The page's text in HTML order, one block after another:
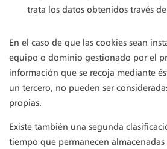
trata los datos obtenidos través
En el caso de que las cookies sean
equipo o dominio gestionado por el
información que se recoja mediante
un tercero, no pueden ser
propias.
Existe también una segunda
tiempo que permanecen almacenadas